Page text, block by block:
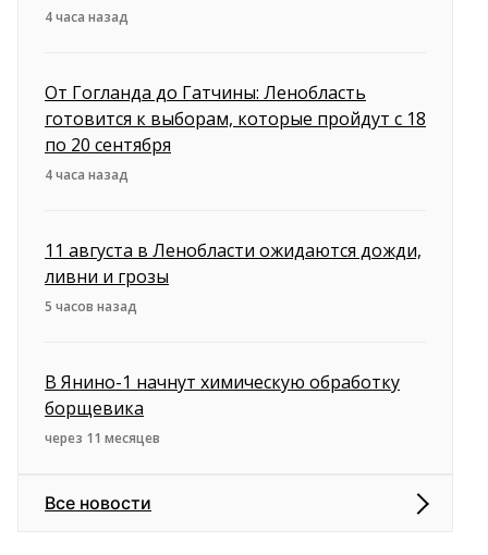
4 часа назад
От Гогланда до Гатчины: Ленобласть
готовится к выборам, которые пройдут с 18
по 20 сентября
4 часа назад
11 августа в Ленобласти ожидаются дожди,
ливни и грозы
5 часов назад
В Янино-1 начнут химическую обработку
борщевика
через 11 месяцев
Все новости